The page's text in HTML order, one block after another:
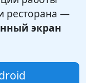
ресторана —
экран